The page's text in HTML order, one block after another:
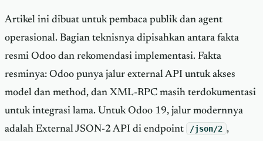
Artikel ini dibuat untuk pembaca publik dan agent
operasional. Bagian teknisnya dipisahkan antara fakta
resmi Odoo dan rekomendasi implementasi. Fakta
resminya: Odoo punya jalur external API untuk akses
model dan method, dan XML-RPC masih terdokumentasi
untuk integrasi lama. Untuk Odoo 19, jalur modernnya
adalah External JSON-2 API di endpoint
/json/2 ,